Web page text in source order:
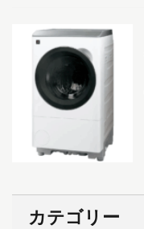
カテゴリー